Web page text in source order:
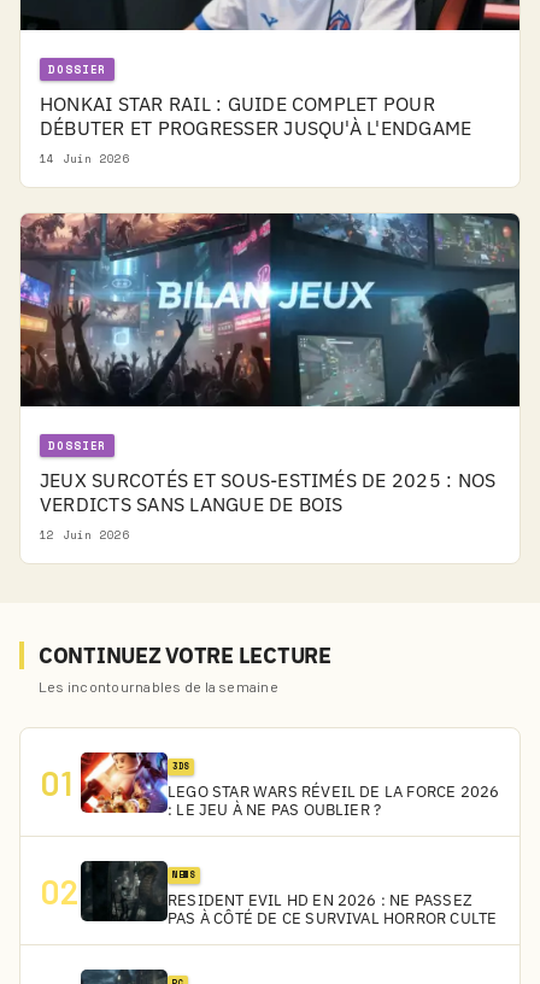
DOSSIER
HONKAI STAR RAIL : GUIDE COMPLET POUR
DÉBUTER ET PROGRESSER JUSQU'À L'ENDGAME
14 Juin 2026
DOSSIER
JEUX SURCOTÉS ET SOUS-ESTIMÉS DE 2025 : NOS
VERDICTS SANS LANGUE DE BOIS
12 Juin 2026
CONTINUEZ VOTRE LECTURE
Les incontournables de la semaine
01 3DS
LEGO STAR WARS RÉVEIL DE LA FORCE 2026
: LE JEU À NE PAS OUBLIER ?
02 NEWS
RESIDENT EVIL HD EN 2026 : NE PASSEZ
PAS À CÔTÉ DE CE SURVIVAL HORROR CULTE